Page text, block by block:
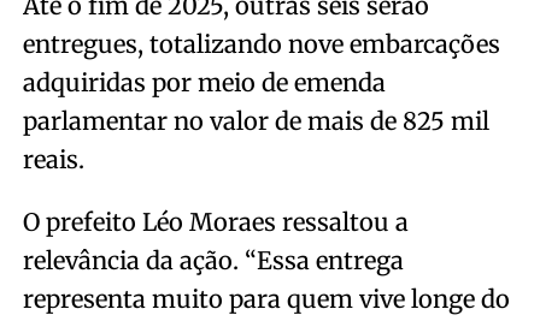
entregues, totalizando nove embarcações
adquiridas por meio de emenda
parlamentar no valor de mais de 825 mil
reais.
O prefeito Léo Moraes ressaltou a
relevância da ação. “Essa entrega
representa muito para quem vive longe do